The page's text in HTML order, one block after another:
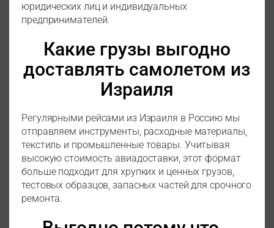
юридических лиц и индивидуальных
предпринимателей.
Какие грузы выгодно
доставлять самолетом из
Израиля
Регулярными рейсами из Израиля в Россию мы
отправляем инструменты, расходные материалы,
текстиль и промышленные товары. Учитывая
высокую стоимость авиадоставки, этот формат
больше подходит для хрупких и ценных грузов,
тестовых образцов, запасных частей для срочного
ремонта.